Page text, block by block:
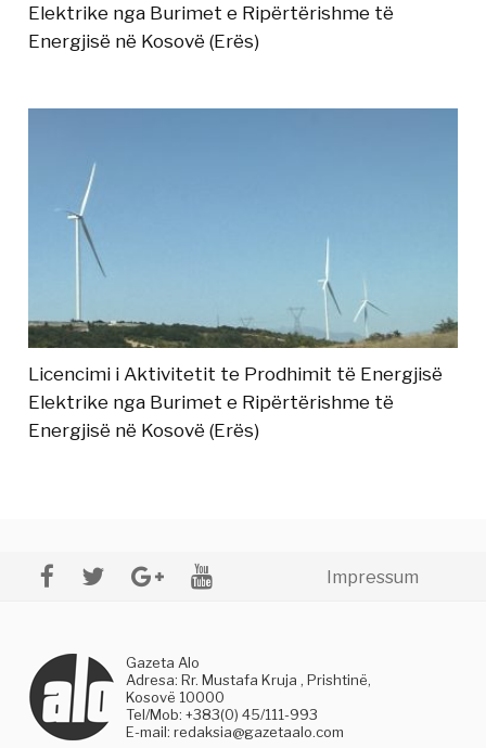
Elektrike nga Burimet e Ripërtërishme të
Energjisë në Kosovë (Erës)
Licencimi i Aktivitetit te Prodhimit të Energjisë
Elektrike nga Burimet e Ripërtërishme të
Energjisë në Kosovë (Erës)
Impressum
Gazeta Alo
Adresa: Rr. Mustafa Kruja , Prishtinë,
Kosovë 10000
Tel/Mob: +383(0) 45/111-993
E-mail:redaksia@gazetaalo.com